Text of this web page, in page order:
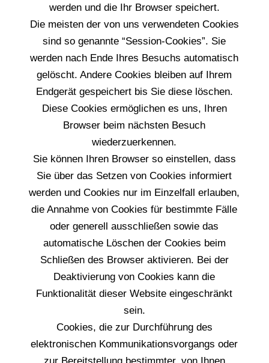
werden und die Ihr Browser speichert.
Die meisten der von uns verwendeten Cookies
sind so genannte “Session-Cookies”. Sie
werden nach Ende Ihres Besuchs automatisch
gelöscht. Andere Cookies bleiben auf Ihrem
Endgerät gespeichert bis Sie diese löschen.
Diese Cookies ermöglichen es uns, Ihren
Browser beim nächsten Besuch
wiederzuerkennen.
Sie können Ihren Browser so einstellen, dass
Sie über das Setzen von Cookies informiert
werden und Cookies nur im Einzelfall erlauben,
die Annahme von Cookies für bestimmte Fälle
oder generell ausschließen sowie das
automatische Löschen der Cookies beim
Schließen des Browser aktivieren. Bei der
Deaktivierung von Cookies kann die
Funktionalität dieser Website eingeschränkt
sein.
Cookies, die zur Durchführung des
elektronischen Kommunikationsvorgangs oder